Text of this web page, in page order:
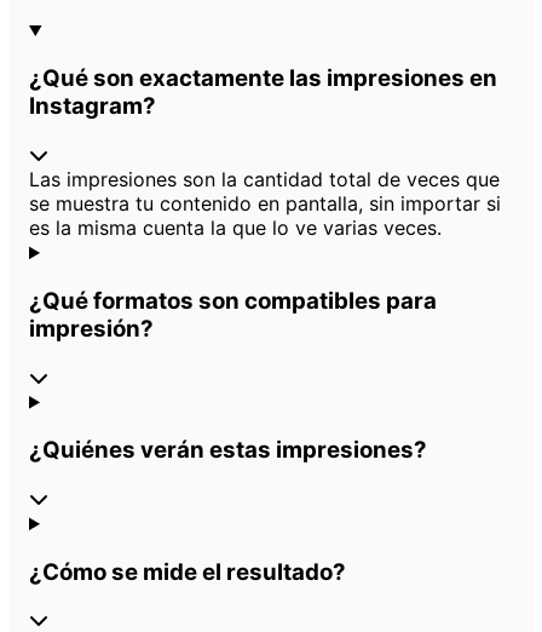
¿Qué son exactamente las impresiones en
Instagram?
Las impresiones son la cantidad total de veces que
se muestra tu contenido en pantalla, sin importar si
es la misma cuenta la que lo ve varias veces.
¿Qué formatos son compatibles para
impresión?
¿Quiénes verán estas impresiones?
¿Cómo se mide el resultado?